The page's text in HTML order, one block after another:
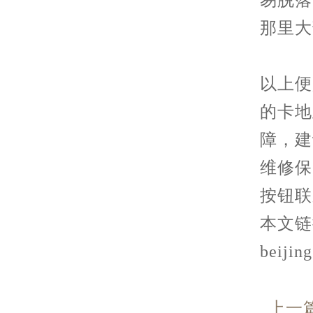
那里
以上
的卡
障，
维修
按钮
本文
上一